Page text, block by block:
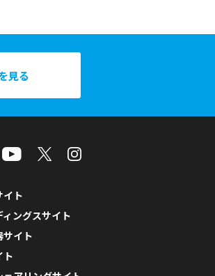
見る
イト
ングスサイト
サイト
ト